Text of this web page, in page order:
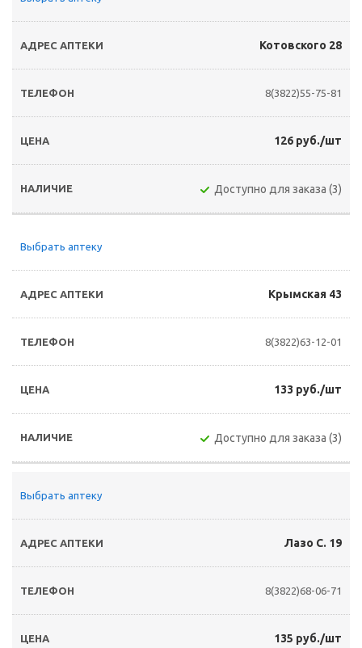
Котовского 28
8(3822)55-75-81
126 руб./шт
Доступно для заказа (3)
Выбрать аптеку
Крымская 43
8(3822)63-12-01
133 руб./шт
Доступно для заказа (3)
Выбрать аптеку
Лазо С. 19
8(3822)68-06-71
135 руб./шт